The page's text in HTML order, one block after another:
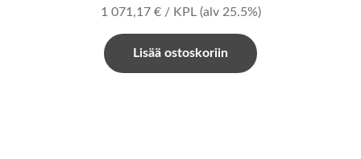
1 071,17 €/ KPL (alv 25.5%)
Lisää ostoskoriin